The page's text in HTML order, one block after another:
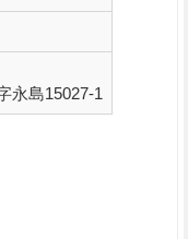
永島15027-1